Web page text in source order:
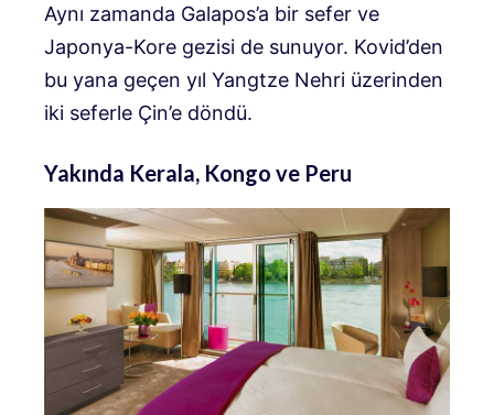
Aynı zamanda Galapos’a bir sefer ve
Japonya-Kore gezisi de sunuyor. Kovid’den
bu yana geçen yıl Yangtze Nehri üzerinden
iki seferle Çin’e döndü.
Yakında Kerala, Kongo ve Peru